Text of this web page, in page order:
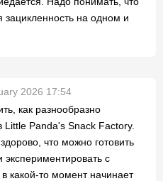
зацикленность на одном и
2026 17:54
как разнообразно
Little Panda's Snack Factory.
что можно готовить
экспериментировать с
какой-то момент начинает